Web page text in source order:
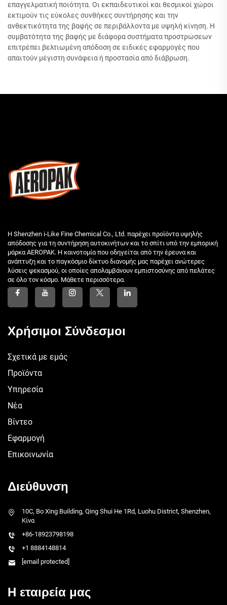
επαγγελματική ποιότητα. Οι εκπαιδευτικοί και θεσμικοί χώροι
εκτιμούν τις εύκολες συνθήκες συντήρησης και την
ανθεκτικότητα της βαφής σε περιβάλλοντα με υψηλή κίνηση. Η
συμβατότητα της βαφής με διάφορα συστήματα προστρώσεων
επιτρέπει βελτιωμένη απόδοση σε ειδικές εφαρμογές που
απαιτούν μέγιστη συνάφεια ή προστασία από διάβρωση.
Η Shenzhen i-Like Fine Chemical Co., Ltd. παρέχει προϊόντα υψηλής
απόδοσης για τη συντήρηση αυτοκινήτων και το σπίτι υπό την εμπορική
μάρκα AEROPAK. Η καινοτομία που οδηγείται από την έρευνα και
ανάπτυξη και το παγκόσμιο δίκτυο διανομής μας παρέχει ανώτερες
λύσεις ψεκασμού, οι οποίες απολαμβάνουν εμπιστοσύνης από πελάτες
σε όλο τον κόσμο. Μάθετε περισσότερα.
Χρήσιμοι Σύνδεσμοι
Σχετικά με εμάς
Προϊόντα
Υπηρεσία
Νέα
Βίντεο
Εφαρμογή
Επικοινωνία
Διεύθυνση
10C, Bo Xing Building, Qing Shui He 1Rd, Luohu District, Shenzhen,
Κίνα
+86-18923798198
+1 8884148814
[email protected]
Η εταιρεία μας